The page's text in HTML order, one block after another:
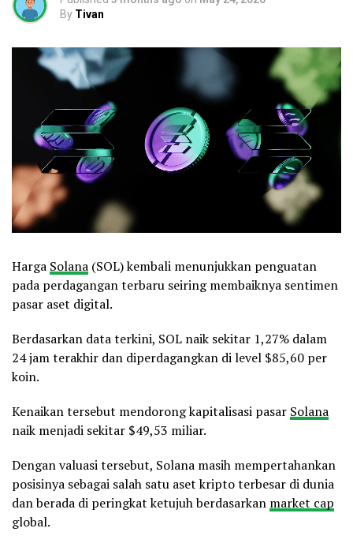
By Tivan
Harga Solana (SOL) kembali menunjukkan penguatan
pada perdagangan terbaru seiring membaiknya sentimen
pasar aset digital.
Berdasarkan data terkini, SOL naik sekitar 1,27% dalam
24 jam terakhir dan diperdagangkan di level $85,60 per
koin.
Kenaikan tersebut mendorong kapitalisasi pasar Solana
naik menjadi sekitar $49,53 miliar.
Dengan valuasi tersebut, Solana masih mempertahankan
posisinya sebagai salah satu aset kripto terbesar di dunia
dan berada di peringkat ketujuh berdasarkan market cap
global.